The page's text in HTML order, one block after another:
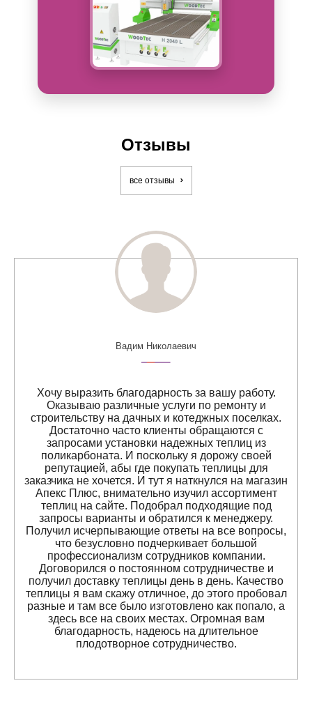
Отзывы
все отзывы
Вадим Николаевич
Хочу выразить благодарность за вашу работу.
Оказываю различные услуги по ремонту и
строительству на дачных и котеджных поселках.
Достаточно часто клиенты обращаются с
запросами установки надежных теплиц из
поликарбоната. И поскольку я дорожу своей
репутацией, абы где покупать теплицы для
заказчика не хочется. И тут я наткнулся на магазин
Апекс Плюс, внимательно изучил ассортимент
теплиц на сайте. Подобрал подходящие под
запросы варианты и обратился к менеджеру.
Получил исчерпывающие ответы на все вопросы,
что безусловно подчеркивает большой
профессионализм сотрудников компании.
Договорился о постоянном сотрудничестве и
получил доставку теплицы день в день. Качество
теплицы я вам скажу отличное, до этого пробовал
разные и там все было изготовлено как попало, а
здесь все на своих местах. Огромная вам
благодарность, надеюсь на длительное
плодотворное сотрудничество.